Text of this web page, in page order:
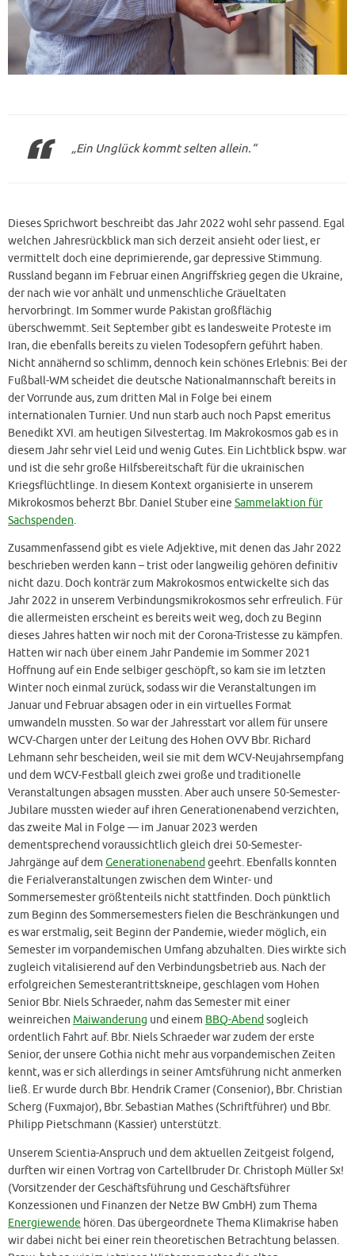
„Ein Unglück kommt selten allein.“
Dieses Sprichwort beschreibt das Jahr 2022 wohl sehr passend. Egal
welchen Jahresrückblick man sich derzeit ansieht oder liest, er
vermittelt doch eine deprimierende, gar depressive Stimmung.
Russland begann im Februar einen Angriffskrieg gegen die Ukraine,
der nach wie vor anhält und unmenschliche Gräueltaten
hervorbringt. Im Sommer wurde Pakistan großflächig
überschwemmt. Seit September gibt es landesweite Proteste im
Iran, die ebenfalls bereits zu vielen Todesopfern geführt haben.
Nicht annähernd so schlimm, dennoch kein schönes Erlebnis: Bei der
Fußball-WM scheidet die deutsche Nationalmannschaft bereits in
der Vorrunde aus, zum dritten Mal in Folge bei einem
internationalen Turnier. Und nun starb auch noch Papst emeritus
Benedikt XVI. am heutigen Silvestertag. Im Makrokosmos gab es in
diesem Jahr sehr viel Leid und wenig Gutes. Ein Lichtblick bspw. war
und ist die sehr große Hilfsbereitschaft für die ukrainischen
Kriegsflüchtlinge. In diesem Kontext organisierte in unserem
Mikrokosmos beherzt Bbr. Daniel Stuber eine Sammelaktion für
Sachspenden.
Zusammenfassend gibt es viele Adjektive, mit denen das Jahr 2022
beschrieben werden kann – trist oder langweilig gehören definitiv
nicht dazu. Doch konträr zum Makrokosmos entwickelte sich das
Jahr 2022 in unserem Verbindungsmikrokosmos sehr erfreulich. Für
die allermeisten erscheint es bereits weit weg, doch zu Beginn
dieses Jahres hatten wir noch mit der Corona-Tristesse zu kämpfen.
Hatten wir nach über einem Jahr Pandemie im Sommer 2021
Hoffnung auf ein Ende selbiger geschöpft, so kam sie im letzten
Winter noch einmal zurück, sodass wir die Veranstaltungen im
Januar und Februar absagen oder in ein virtuelles Format
umwandeln mussten. So war der Jahresstart vor allem für unsere
WCV-Chargen unter der Leitung des Hohen OVV Bbr. Richard
Lehmann sehr bescheiden, weil sie mit dem WCV-Neujahrsempfang
und dem WCV-Festball gleich zwei große und traditionelle
Veranstaltungen absagen mussten. Aber auch unsere 50-Semester-
Jubilare mussten wieder auf ihren Generationenabend verzichten,
das zweite Mal in Folge — im Januar 2023 werden
dementsprechend voraussichtlich gleich drei 50-Semester-
Jahrgänge auf dem Generationenabendgeehrt. Ebenfalls konnten
die Ferialveranstaltungen zwischen dem Winter- und
Sommersemester größtenteils nicht stattfinden. Doch pünktlich
zum Beginn des Sommersemesters fielen die Beschränkungen und
es war erstmalig, seit Beginn der Pandemie, wieder möglich, ein
Semester im vorpandemischen Umfang abzuhalten. Dies wirkte sich
zugleich vitalisierend auf den Verbindungsbetrieb aus. Nach der
erfolgreichen Semesterantrittskneipe, geschlagen vom Hohen
Senior Bbr. Niels Schraeder, nahm das Semester mit einer
weinreichen Maiwanderung und einem BBQ-Abendsogleich
ordentlich Fahrt auf. Bbr. Niels Schraeder war zudem der erste
Senior, der unsere Gothia nicht mehr aus vorpandemischen Zeiten
kennt, was er sich allerdings in seiner Amtsführung nicht anmerken
ließ. Er wurde durch Bbr. Hendrik Cramer (Consenior), Bbr. Christian
Scherg (Fuxmajor), Bbr. Sebastian Mathes (Schriftführer) und Bbr.
Philipp Pietschmann (Kassier) unterstützt.
Unserem Scientia-Anspruch und dem aktuellen Zeitgeist folgend,
durften wir einen Vortrag von Cartellbruder Dr. Christoph Müller Sx!
(Vorsitzender der Geschäftsführung und Geschäftsführer
Konzessionen und Finanzen der Netze BW GmbH) zum Thema
Energiewende hören. Das übergeordnete Thema Klimakrise haben
wir dabei nicht bei einer rein theoretischen Betrachtung belassen.